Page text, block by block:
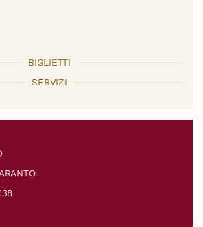
BIGLIETTI
SERVIZI